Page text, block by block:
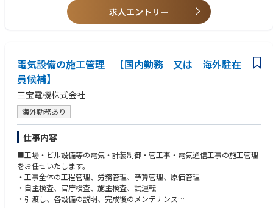
求人エントリー
電気設備の施工管理 【国内勤務 又は 海外駐在
員候補】
三宝電機株式会社
海外勤務あり
仕事内容
■工場・ビル設備等の電気・計装制御・管工事・電気通信工事の施工管理
をお任せいたします。
・工事全体の工程管理、労務管理、予算管理、原価管理
・自主検査、官庁検査、施主検査、試運転
・引渡し、各設備の説明、完成後のメンテナンス